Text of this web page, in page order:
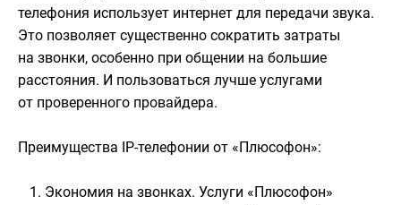
телефония использует интернет для передачи звука.
Это позволяет существенно сократить затраты
на звонки, особенно при общении на большие
расстояния. И пользоваться лучше услугами
от проверенного провайдера.
Преимущества IP-телефонии от «Плюсофон»:
Экономия на звонках. Услуги «Плюсофон»